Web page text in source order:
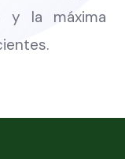
y la máxima